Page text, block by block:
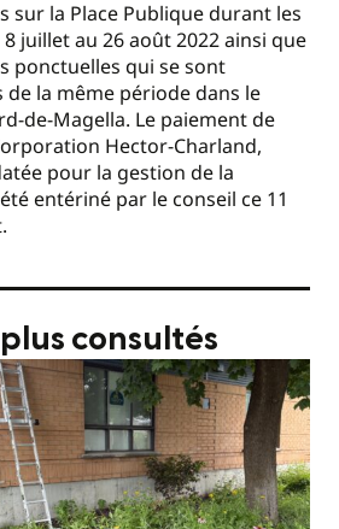
sur la Place Publique durant les
juillet au 26 août 2022 ainsi que
ponctuelles qui se sont
la même période dans le
de-Magella. Le paiement de
Hector-Charland,
pour la gestion de la
entériné par le conseil ce 11
consultés